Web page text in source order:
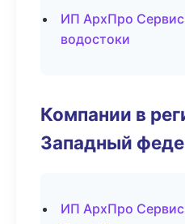
ИП АрхПро
водостоки
Компании в
Западный
ИП АрхПро